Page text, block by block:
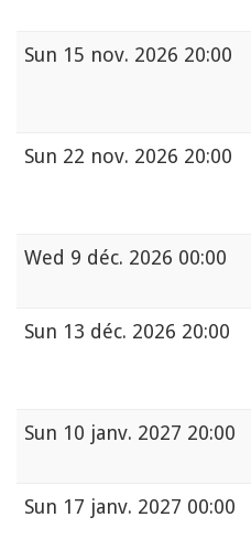
Sun 15 nov. 2026 20:00
Sun 22 nov. 2026 20:00
Wed 9 déc. 2026 00:00
Sun 13 déc. 2026 20:00
Sun 10 janv. 2027 20:00
Sun 17 janv. 2027 00:00